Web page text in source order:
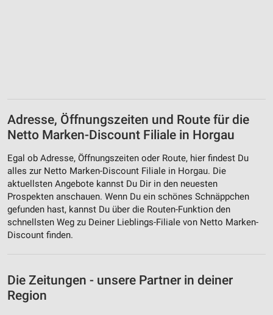
Adresse, Öffnungszeiten und Route für die
Netto Marken-Discount Filiale in Horgau
Egal ob Adresse, Öffnungszeiten oder Route, hier findest Du
alles zur Netto Marken-Discount Filiale in Horgau. Die
aktuellsten Angebote kannst Du Dir in den neuesten
Prospekten anschauen. Wenn Du ein schönes Schnäppchen
gefunden hast, kannst Du über die Routen-Funktion den
schnellsten Weg zu Deiner Lieblings-Filiale von Netto Marken-
Discount finden.
Die Zeitungen - unsere Partner in deiner
Region